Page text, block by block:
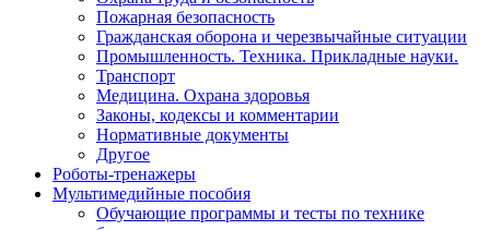
Пожарная безопасность
Гражданская оборона и черезвычайные ситуации
Промышленность. Техника. Прикладные науки.
Транспорт
Медицина. Охрана здоровья
Законы, кодексы и комментарии
Нормативные документы
Другое
Роботы-тренажеры
Мультимедийные пособия
Обучающие программы и тесты по технике